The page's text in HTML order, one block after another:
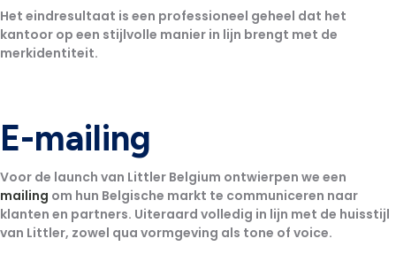
Het eindresultaat is een professioneel geheel dat het
kantoor op een stijlvolle manier in lijn brengt met de
merkidentiteit.
E-mailing
Voor de launch van Littler Belgium ontwierpen we een
mailing om hun Belgische markt te communiceren naar
klanten en partners. Uiteraard volledig in lijn met de huisstijl
van Littler, zowel qua vormgeving als tone of voice.